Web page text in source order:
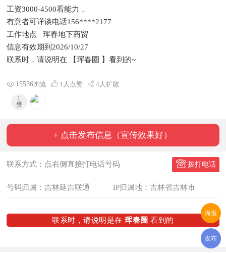
工资3000-4500看能力，
有意者可详谈电话156****2177
工作地点 珲春地下商贸
信息有效期到2026/10/27
联系时，请说明在 【珲春圈 】看到的~
4人扩散
1 人点赞
15536浏览
1
赞
+ 点击发布信息（宣传效果好）
联系方式：点右侧直接打电话号码 拨打电话
号码归属：吉林延吉联通 IP归属地：吉林省吉林市
联系时，请说明是在珲春圈看到的
海报
发布